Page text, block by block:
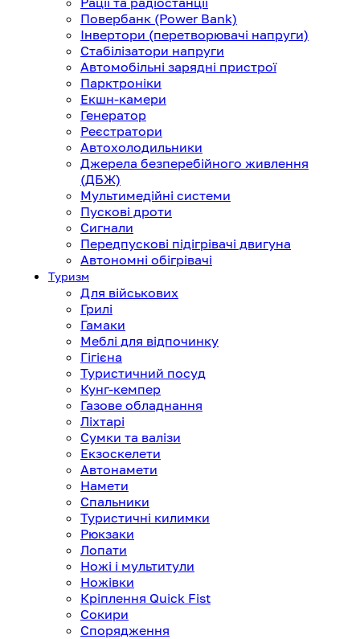
Повербанк (Power Bank)
Інвертори (перетворювачі напруги)
Стабілізатори напруги
Автомобільні зарядні пристрої
Парктроніки
Екшн-камери
Генератор
Реєстратори
Автохолодильники
Джерела безперебійного живлення
(ДБЖ)
Мультимедійні системи
Пускові дроти
Сигнали
Передпускові підігрівачі двигуна
Автономні обігрівачі
Туризм
Для військових
Грилі
Гамаки
Меблі для відпочинку
Гігієна
Туристичний посуд
Кунг-кемпер
Газове обладнання
Ліхтарі
Сумки та валізи
Екзоскелети
Автонамети
Намети
Спальники
Туристичні килимки
Рюкзаки
Лопати
Ножі і мультитули
Ножівки
Кріплення Quick Fist
Сокири
Спорядження